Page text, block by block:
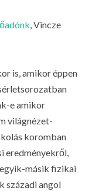
, Vincze
is, amikor éppen
e amikor
világnézet-
koromban
eredményekről,
másik fizikai
századi angol